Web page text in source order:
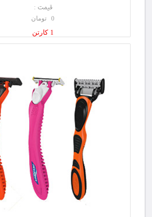
قیمت :
0 تومان
1 کارتن